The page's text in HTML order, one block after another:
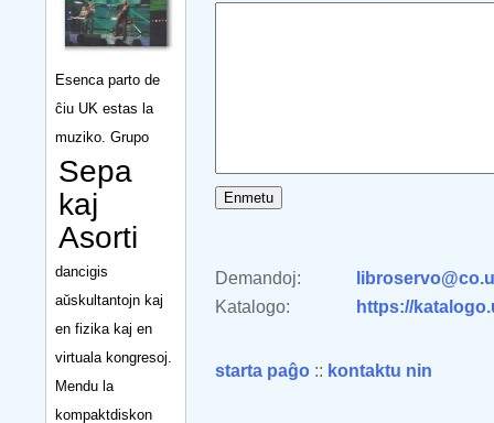
Esenca parto de
ĉiu UK estas la
muziko. Grupo
Sepa
kaj
Asorti
dancigis
aŭskultantojn kaj
en fizika kaj en
virtuala kongresoj.
Mendu la
kompaktdiskon
Demandoj:
Katalogo:
https://
starta paĝo :: kontaktu nin